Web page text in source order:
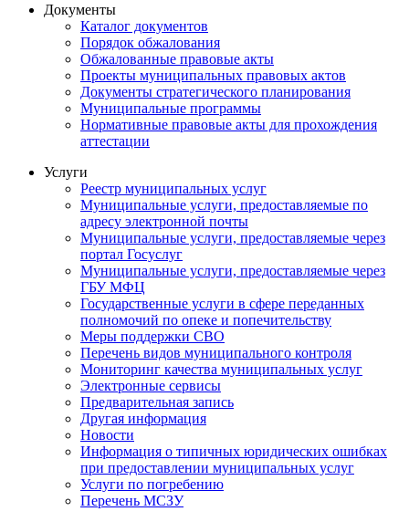
Документы
Каталог документов
Порядок обжалования
Обжалованные правовые акты
Проекты муниципальных правовых актов
Документы стратегического планирования
Муниципальные программы
Нормативные правовые акты для прохождения
аттестации
Услуги
Реестр муниципальных услуг
Муниципальные услуги, предоставляемые по
адресу электронной почты
Муниципальные услуги, предоставляемые через
портал Госуслуг
Муниципальные услуги, предоставляемые через
ГБУ МФЦ
Государственные услуги в сфере переданных
полномочий по опеке и попечительству
Меры поддержки СВО
Перечень видов муниципального контроля
Мониторинг качества муниципальных услуг
Электронные сервисы
Предварительная запись
Другая информация
Новости
Информация о типичных юридических ошибках
при предоставлении муниципальных услуг
Услуги по погребению
Перечень МСЗУ